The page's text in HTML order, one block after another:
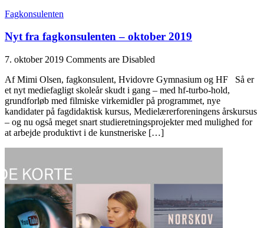
Fagkonsulenten
Nyt fra fagkonsulenten – oktober 2019
7. oktober 2019 Comments are Disabled
Af Mimi Olsen, fagkonsulent, Hvidovre Gymnasium og HF Så er
et nyt mediefagligt skoleår skudt i gang – med hf-turbo-hold,
grundforløb med filmiske virkemidler på programmet, nye
kandidater på fagdidaktisk kursus, Medielærerforeningens årskursus
– og nu også meget snart studieretningsprojekter med mulighed for
at arbejde produktivt i de kunstneriske […]